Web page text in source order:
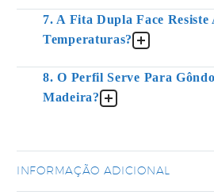
7. A Fita Dupla Face Resiste
Temperaturas?
8. O Perfil Serve Para
Madeira?
INFORMAÇÃO ADICIONAL